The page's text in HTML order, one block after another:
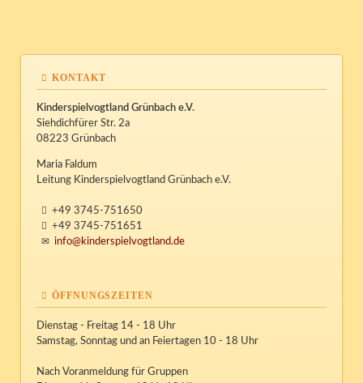
KONTAKT
Kinderspielvogtland Grünbach e.V.
Siehdichfürer Str. 2a
08223 Grünbach
Maria Faldum
Leitung Kinderspielvogtland Grünbach e.V.
+49 3745-751650
+49 3745-751651
info@kinderspielvogtland.de
ÖFFNUNGSZEITEN
Dienstag - Freitag 14 - 18 Uhr
Samstag, Sonntag und an Feiertagen 10 - 18 Uhr
Nach Voranmeldung für Gruppen